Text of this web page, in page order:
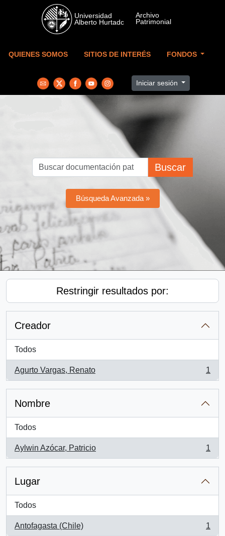
Skip to main content
QUIENES SOMOS SITIOS DE INTERÉS FONDOS
Iniciar sesión
Buscar
Búsqueda Avanzada »
Restringir resultados por:
Creador
Todos
Agurto Vargas, Renato
, 1 resultados
1
Nombre
Todos
Aylwin Azócar, Patricio
, 1 resultados
1
Lugar
Todos
Antofagasta (Chile)
, 1 resultados
1